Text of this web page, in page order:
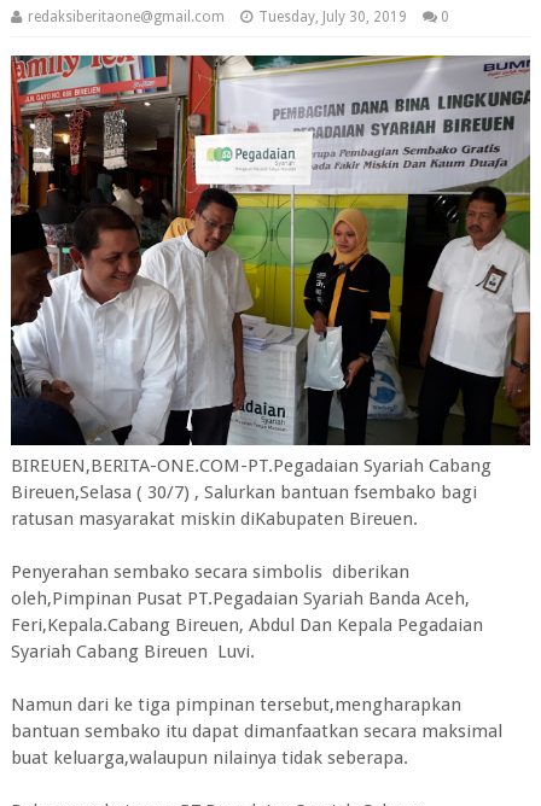
redaksiberitaone@gmail.com Tuesday, July 30, 2019 0
BIREUEN,BERITA-ONE.COM-PT.Pegadaian Syariah Cabang
Bireuen,Selasa ( 30/7) , Salurkan bantuan fsembako bagi
ratusan masyarakat miskin diKabupaten Bireuen.
Penyerahan sembako secara simbolis diberikan
oleh,Pimpinan Pusat PT.Pegadaian Syariah Banda Aceh,
Feri,Kepala.Cabang Bireuen, Abdul Dan Kepala Pegadaian
Syariah Cabang Bireuen Luvi.
Namun dari ke tiga pimpinan tersebut,mengharapkan
bantuan sembako itu dapat dimanfaatkan secara maksimal
buat keluarga,walaupun nilainya tidak seberapa.